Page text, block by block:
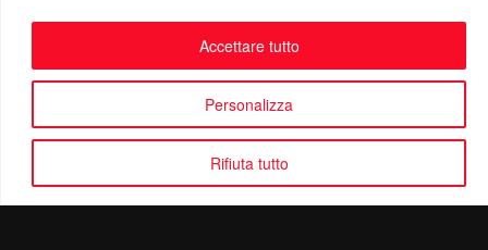
Personalizza
Rifiuta tutto
Accettare tutto